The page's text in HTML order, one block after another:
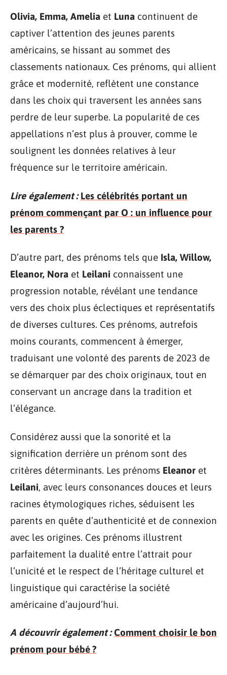
Olivia, Emma, Amelia et Luna continuent de
captiver l’attention des jeunes parents
américains, se hissant au sommet des
classements nationaux. Ces prénoms, qui allient
grâce et modernité, reflètent une constance
dans les choix qui traversent les années sans
perdre de leur superbe. La popularité de ces
appellations n’est plus à prouver, comme le
soulignent les données relatives à leur
fréquence sur le territoire américain.
Lire également : Les célébrités portant un
prénom commençant par O : un influence pour
les parents ?
D’autre part, des prénoms tels que Isla, Willow,
Eleanor, Nora et Leilani connaissent une
progression notable, révélant une tendance
vers des choix plus éclectiques et représentatifs
de diverses cultures. Ces prénoms, autrefois
moins courants, commencent à émerger,
traduisant une volonté des parents de 2023 de
se démarquer par des choix originaux, tout en
conservant un ancrage dans la tradition et
l’élégance.
Considérez aussi que la sonorité et la
signification derrière un prénom sont des
critères déterminants. Les prénoms Eleanor et
Leilani, avec leurs consonances douces et leurs
racines étymologiques riches, séduisent les
parents en quête d’authenticité et de connexion
avec les origines. Ces prénoms illustrent
parfaitement la dualité entre l’attrait pour
l’unicité et le respect de l’héritage culturel et
linguistique qui caractérise la société
américaine d’aujourd’hui.
A découvrir également : Comment choisir le bon
prénom pour bébé ?